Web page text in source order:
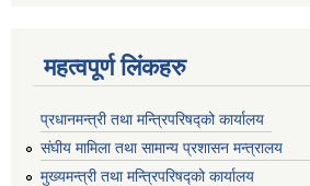
महत्वपूर्ण लिंकहरु
प्रधानमन्त्री तथा मन्त्रिपरिषद्को कार्यालय
संघीय मामिला तथा सामान्य प्रशासन मन्त्रालय
मुख्यमन्त्री तथा मन्त्रिपरिषद्को कार्यालय